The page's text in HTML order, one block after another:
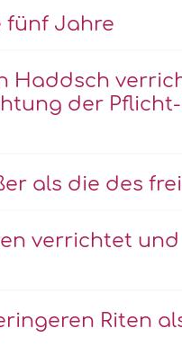
fünf Jahre
Haddsch
der
als die des
verrichtet
Riten